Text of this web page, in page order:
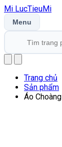
Mi LucTieuMi
Menu
Trang chủ
Sản phẩm
Áo